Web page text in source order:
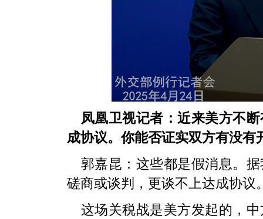
凤凰卫视记者：近来美方不
成协议。你能否证实双方有没有
郭嘉昆：这些都是假消息。
磋商或谈判，更谈不上达成协议
这场关税战是美方发起的，